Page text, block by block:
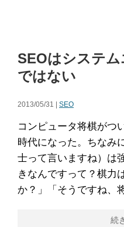
SEOはシステ
ではない
2013/05/31 | SEO
コンピュータ将棋がつ
時代になった。ちなみ
士って言いますね）は
きなんですって？棋力
か？」「そうですね、
続